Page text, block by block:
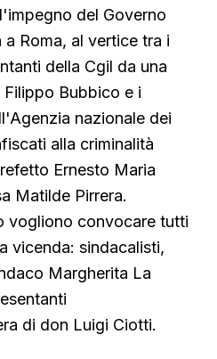
del Governo
Roma, al vertice tra i
della Cgil da una
Bubbico e i
nazionale dei
alla criminalità
Ernesto Maria
Matilde Pirrera.
vogliono convocare tutti
vicenda: sindacalisti,
Margherita La
di don Luigi Ciotti.